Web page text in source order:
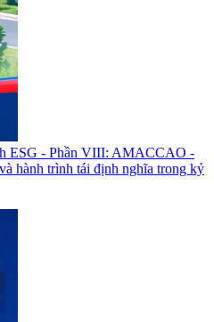
ESG - Phần VIII: AMACCAO -
hành trình tái định nghĩa trong kỷ